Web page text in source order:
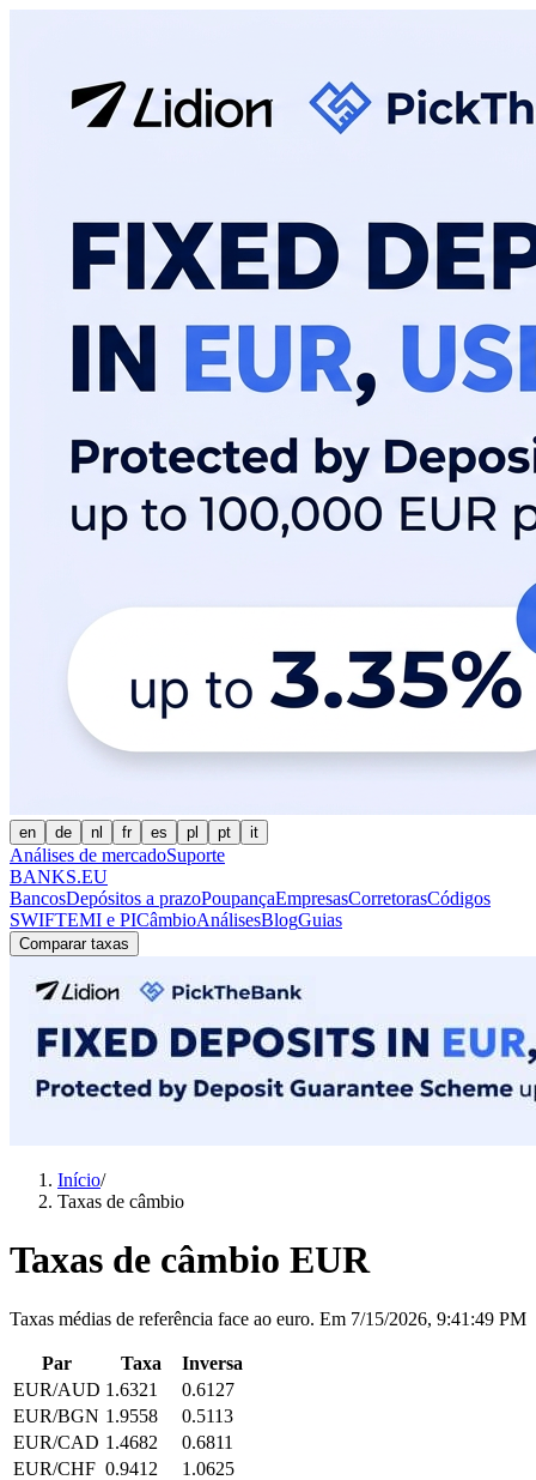
en de nl fr es pl pt it
Análises de mercadoSuporte
BANKS.EU
BancosDepósitos a prazoPoupançaEmpresasCorretorasCódigos
SWIFTEMI e PICâmbioAnálisesBlogGuias
Comparar taxas
Início/
Taxas de câmbio
Taxas de câmbio EUR
Taxas médias de referência face ao euro. Em 7/15/2026, 9:41:49 PM
Par Taxa
Inversa
EUR/AUD 1.6321
0.6127
EUR/BGN 1.9558
0.5113
EUR/CAD 1.4682
0.6811
EUR/CHF 0.9412
1.0625